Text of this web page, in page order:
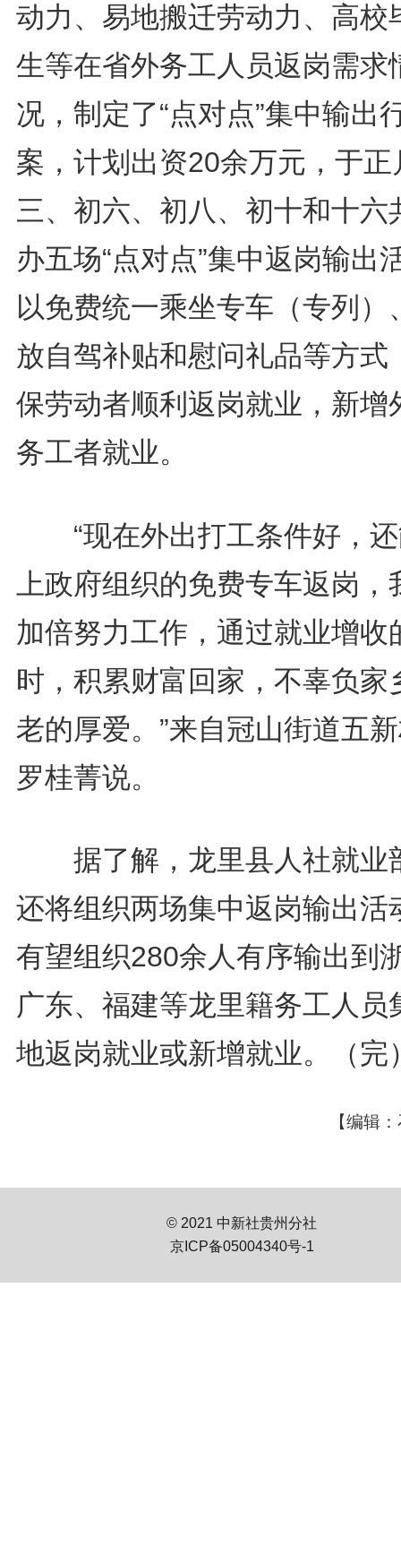
动力、易地搬迁劳动力、高校
生等在省外务工人员返岗需求
况，制定了“点对点”集中输出
案，计划出资20余万元，于正
三、初六、初八、初十和十六
办五场“点对点”集中返岗输出
以免费统一乘坐专车（专列）
放自驾补贴和慰问礼品等方式
保劳动者顺利返岗就业，新增
务工者就业。
“现在外出打工条件好，还
上政府组织的免费专车返岗，
加倍努力工作，通过就业增收
时，积累财富回家，不辜负家
老的厚爱。”来自冠山街道五
罗桂菁说。
据了解，龙里县人社就业
还将组织两场集中返岗输出活
有望组织280余人有序输出到
广东、福建等龙里籍务工人员
地返岗就业或新增就业。（完
【编辑
© 2021 中新社贵州分社
京ICP备05004340号-1